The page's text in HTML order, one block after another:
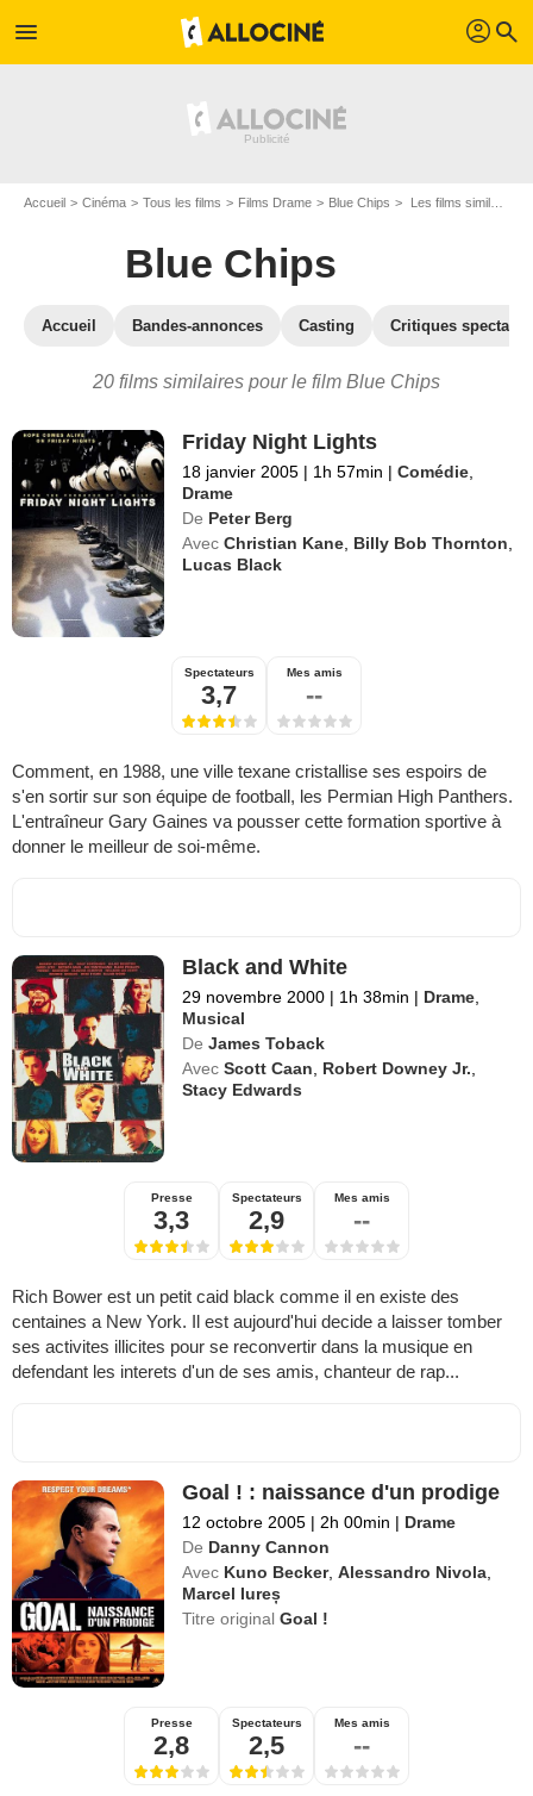
menu profil search
Accueil Cinéma Tous les films Films Drame Blue Chips Les films similaires à "Blue Chips"
Blue Chips
Accueil Bandes-annonces Casting Critiques
20 films similaires pour le film Blue Chips
Friday Night Lights
18 janvier 2005 | 1h 57min | Comédie
Drame
De Peter Berg
Avec Christian Kane Billy Bob Thornton
Lucas Black
Spectateurs
3,7
Mes amis
--
Comment, en 1988, une ville texane cristallise ses espoirs de
s'en sortir sur son équipe de football, les Permian High Panthers.
L'entraîneur Gary Gaines va pousser cette formation sportive à
donner le meilleur de soi-même.
Black and White
29 novembre 2000 | 1h 38min | Drame
Musical
De James Toback
Avec Scott Caan Robert Downey Jr.
Stacy Edwards
Presse
3,3
Spectateurs
2,9
Mes amis
--
Rich Bower est un petit caid black comme il en existe des
centaines a New York. Il est aujourd'hui decide a laisser tomber
ses activites illicites pour se reconvertir dans la musique en
defendant les interets d'un de ses amis, chanteur de rap...
Goal ! : naissance d'un prodige
12 octobre 2005 | 2h 00min | Drame
De Danny Cannon
Avec Kuno Becker,Alessandro Nivola
Marcel Iureș
Titre originalGoal !
Presse
2,8
Spectateurs
2,5
Mes amis
--